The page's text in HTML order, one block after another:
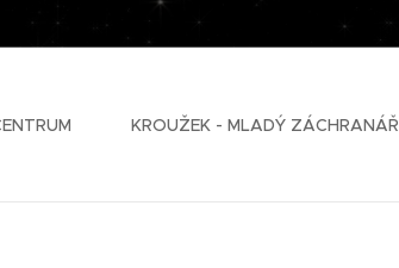
KROUŽEK - MLADÝ ZÁCHRANÁŘ